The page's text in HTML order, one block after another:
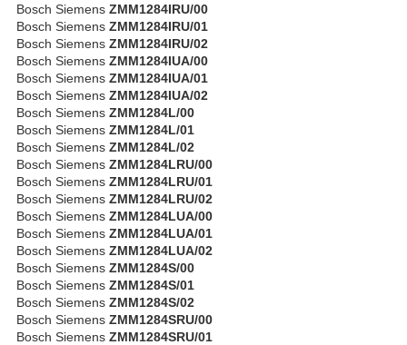
Bosch Siemens ZMM1284IRU/00
Bosch Siemens ZMM1284IRU/01
Bosch Siemens ZMM1284IRU/02
Bosch Siemens ZMM1284IUA/00
Bosch Siemens ZMM1284IUA/01
Bosch Siemens ZMM1284IUA/02
Bosch Siemens ZMM1284L/00
Bosch Siemens ZMM1284L/01
Bosch Siemens ZMM1284L/02
Bosch Siemens ZMM1284LRU/00
Bosch Siemens ZMM1284LRU/01
Bosch Siemens ZMM1284LRU/02
Bosch Siemens ZMM1284LUA/00
Bosch Siemens ZMM1284LUA/01
Bosch Siemens ZMM1284LUA/02
Bosch Siemens ZMM1284S/00
Bosch Siemens ZMM1284S/01
Bosch Siemens ZMM1284S/02
Bosch Siemens ZMM1284SRU/00
Bosch Siemens ZMM1284SRU/01